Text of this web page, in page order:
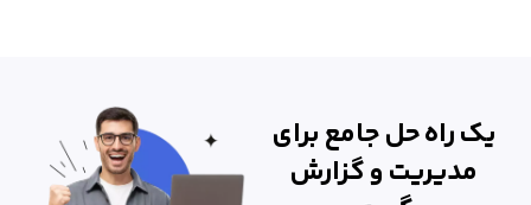
یک راه حل جامع برای
مدیریت و گزارش